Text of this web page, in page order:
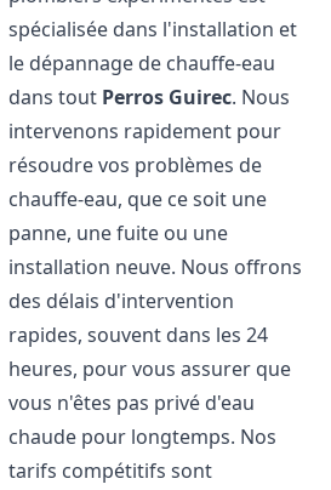
spécialisée dans l'installation et
le dépannage de chauffe-eau
dans tout Perros Guirec. Nous
intervenons rapidement pour
résoudre vos problèmes de
chauffe-eau, que ce soit une
panne, une fuite ou une
installation neuve. Nous offrons
des délais d'intervention
rapides, souvent dans les 24
heures, pour vous assurer que
vous n'êtes pas privé d'eau
chaude pour longtemps. Nos
tarifs compétitifs sont